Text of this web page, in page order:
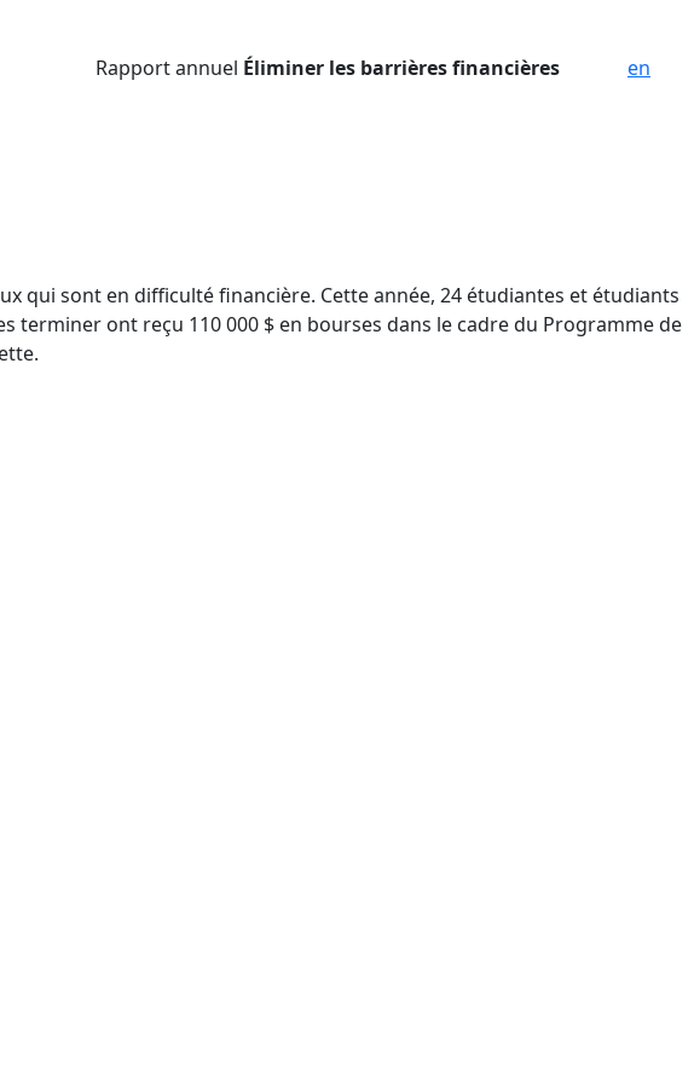
Rapport annuel Éliminer les barrières financières en
qui sont en difficulté financière. Cette année, 24 étudiantes et étudiants
ont reçu 110 000 $ en bourses dans le cadre du Programme de